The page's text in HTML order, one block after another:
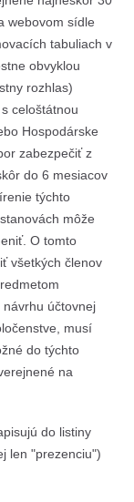
webovom sídle
tabuliach v
obvyklou
rozhlas)
celoštátnou
Hospodárske
zabezpečiť z
do 6 mesiacov
týchto
môže
O tomto
všetkých členov
účtovnej
musí
do týchto
na
do listiny
len "prezenciu")